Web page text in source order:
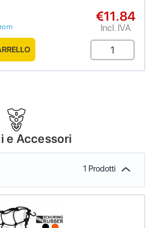
€11.84
Incl. IVA
e Accessori
1 Prodotti